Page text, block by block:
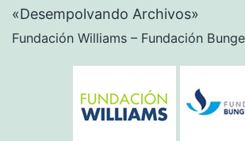
«Desempolvando Archivos»
Fundación Williams – Fundación